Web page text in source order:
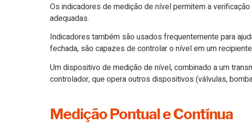
Os indicadores de medição de nível permitem a
adequadas.
Indicadores também são usados frequentemente para
fechada, são capazes de controlar o nível em um
Um dispositivo de medição de nível, combinado a um
controlador, que opera outros dispositivos (válvulas,
Medição Pontual e Contínua